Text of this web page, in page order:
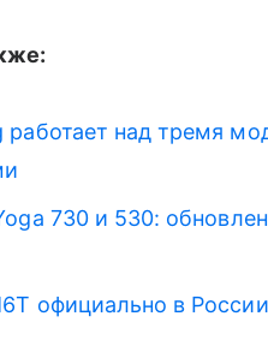
работает над тремя
730 и 530:
официально в